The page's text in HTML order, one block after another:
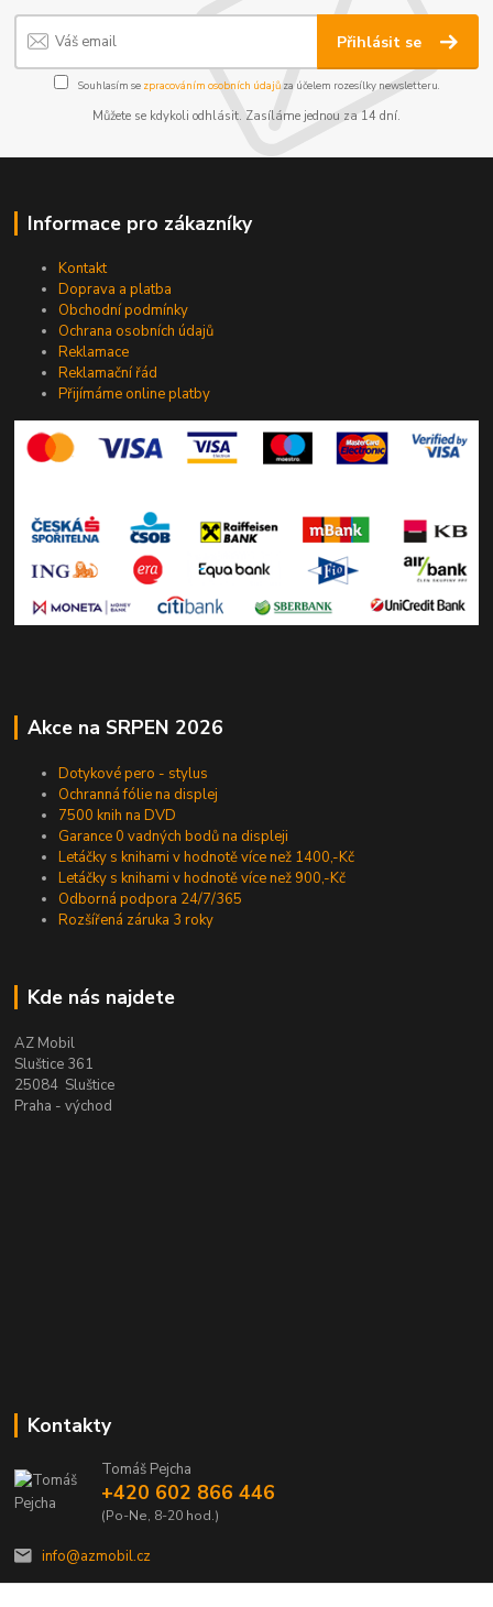
Přihlásit se
Souhlasím se zpracováním osobních údajůza účelem rozesílky newsletteru.
Můžete se kdykoli odhlásit. Zasíláme jednou za 14 dní.
Informace pro zákazníky
Kontakt
Doprava a platba
Obchodní podmínky
Ochrana osobních údajů
Reklamace
Reklamační řád
Přijímáme online platby
Akce na SRPEN 2026
Dotykové pero - stylus
Ochranná fólie na displej
7500 knih na DVD
Garance 0 vadných bodů na displeji
Letáčky s knihami v hodnotě více než 1400,-Kč
Letáčky s knihami v hodnotě více než 900,-Kč
Odborná podpora 24/7/365
Rozšířená záruka 3 roky
Kde nás najdete
AZ Mobil
Sluštice 361
25084 Sluštice
Praha - východ
Kontakty
Tomáš Pejcha
+420 602 866 446
(Po-Ne, 8-20 hod.)
info@azmobil.cz